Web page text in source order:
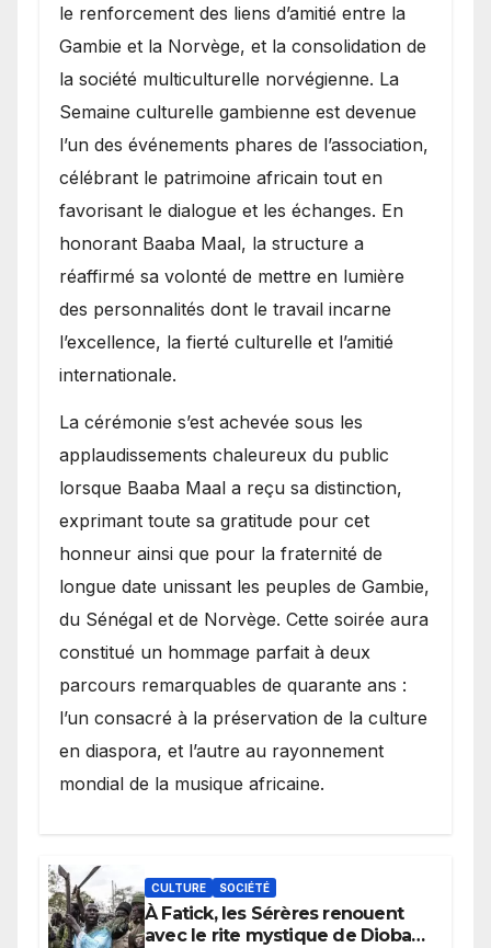
le renforcement des liens d’amitié entre la
Gambie et la Norvège, et la consolidation de
la société multiculturelle norvégienne. La
Semaine culturelle gambienne est devenue
l’un des événements phares de l’association,
célébrant le patrimoine africain tout en
favorisant le dialogue et les échanges. En
honorant Baaba Maal, la structure a
réaffirmé sa volonté de mettre en lumière
des personnalités dont le travail incarne
l’excellence, la fierté culturelle et l’amitié
internationale.
​La cérémonie s’est achevée sous les
applaudissements chaleureux du public
lorsque Baaba Maal a reçu sa distinction,
exprimant toute sa gratitude pour cet
honneur ainsi que pour la fraternité de
longue date unissant les peuples de Gambie,
du Sénégal et de Norvège. Cette soirée aura
constitué un hommage parfait à deux
parcours remarquables de quarante ans :
l’un consacré à la préservation de la culture
en diaspora, et l’autre au rayonnement
mondial de la musique africaine.
CULTURE SOCIÉTÉ
À Fatick, les Sérères renouent
avec le rite mystique de Diobaye